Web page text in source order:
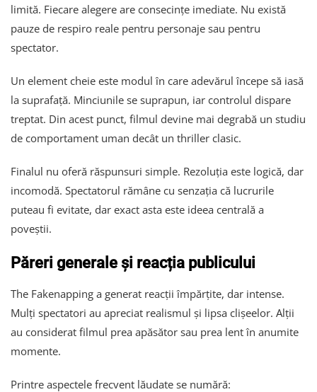
limită. Fiecare alegere are consecințe imediate. Nu există
pauze de respiro reale pentru personaje sau pentru
spectator.
Un element cheie este modul în care adevărul începe să iasă
la suprafață. Minciunile se suprapun, iar controlul dispare
treptat. Din acest punct, filmul devine mai degrabă un studiu
de comportament uman decât un thriller clasic.
Finalul nu oferă răspunsuri simple. Rezoluția este logică, dar
incomodă. Spectatorul rămâne cu senzația că lucrurile
puteau fi evitate, dar exact asta este ideea centrală a
poveștii.
Păreri generale și reacția publicului
The Fakenapping a generat reacții împărțite, dar intense.
Mulți spectatori au apreciat realismul și lipsa clișeelor. Alții
au considerat filmul prea apăsător sau prea lent în anumite
momente.
Printre aspectele frecvent lăudate se numără: